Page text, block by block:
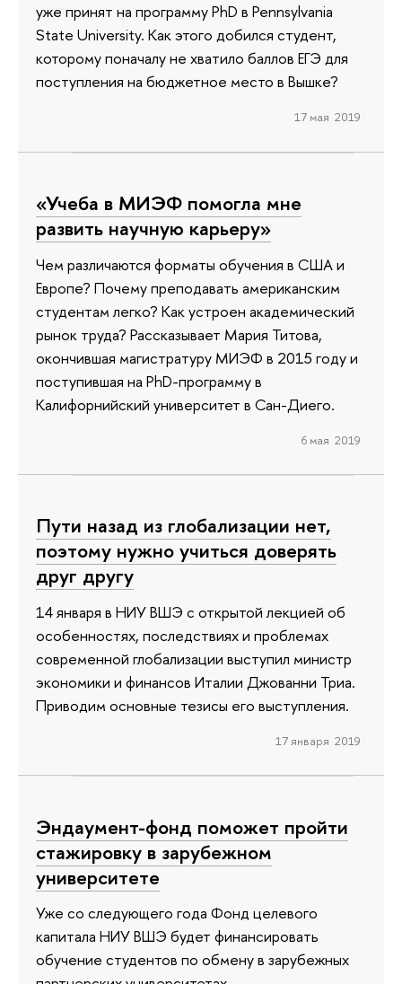
уже принят на программу PhD в Pennsylvania
State University. Как этого добился студент,
которому поначалу не хватило баллов ЕГЭ для
поступления на бюджетное место в Вышке?
17 мая 2019
«Учеба в МИЭФ помогла мне
развить научную карьеру»
Чем различаются форматы обучения в США и
Европе? Почему преподавать американским
студентам легко? Как устроен академический
рынок труда? Рассказывает Мария Титова,
окончившая магистратуру МИЭФ в 2015 году и
поступившая на PhD-программу в
Калифорнийский университет в Сан-Диего.
6 мая 2019
Пути назад из глобализации нет,
поэтому нужно учиться доверять
друг другу
14 января в НИУ ВШЭ с открытой лекцией об
особенностях, последствиях и проблемах
современной глобализации выступил министр
экономики и финансов Италии Джованни Триа.
Приводим основные тезисы его выступления.
17 января 2019
Эндаумент-фонд поможет пройти
стажировку в зарубежном
университете
Уже со следующего года Фонд целевого
капитала НИУ ВШЭ будет финансировать
обучение студентов по обмену в зарубежных